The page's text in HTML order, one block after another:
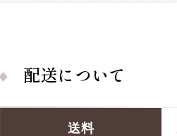
配送について
送料